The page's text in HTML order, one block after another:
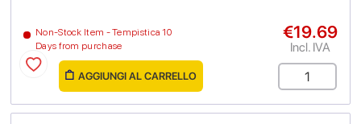
Non-Stock Item - Tempistica 10
Days from purchase
€19.69
Incl. IVA
AGGIUNGI AL CARRELLO